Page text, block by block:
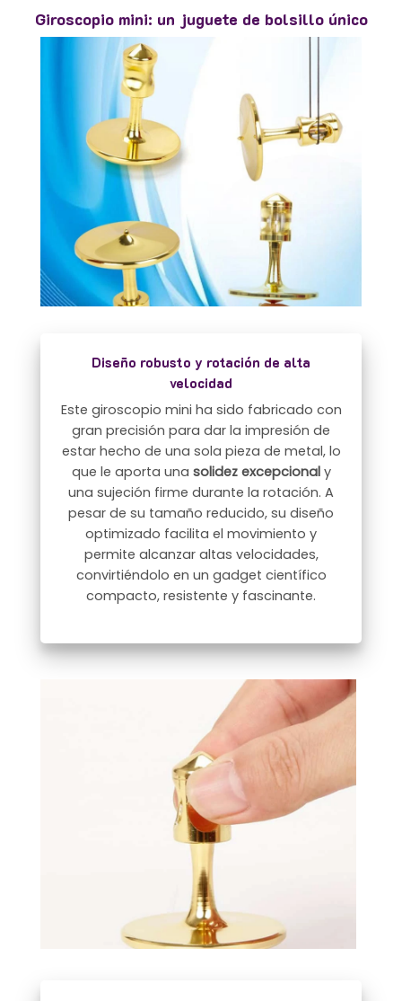
Giroscopio mini: un juguete de bolsillo único
Diseño robusto y rotación de alta
velocidad
Este giroscopio mini ha sido fabricado con
gran precisión para dar la impresión de
estar hecho de una sola pieza de metal, lo
que le aporta una solidez excepcionaly
una sujeción firme durante la rotación. A
pesar de su tamaño reducido, su diseño
optimizado facilita el movimiento y
permite alcanzar altas velocidades,
convirtiéndolo en un gadget científico
compacto, resistente y fascinante.